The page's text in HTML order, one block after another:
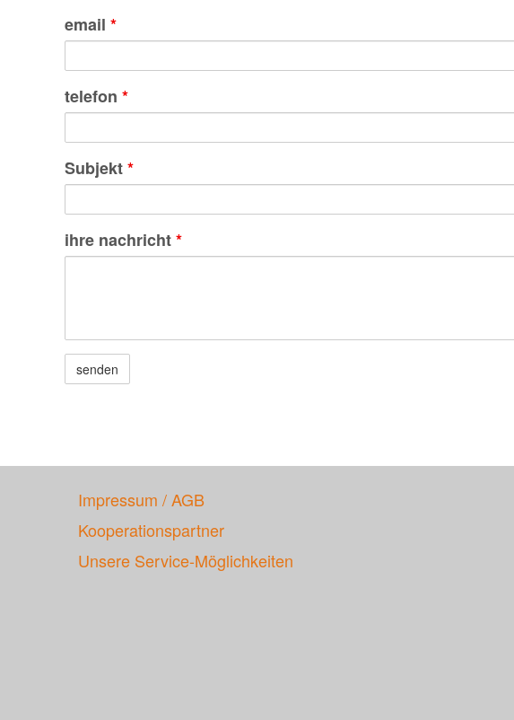
email *
telefon *
Subjekt*
ihre nachricht*
Impressum / AGB
Kooperationspartner
Unsere Service-Möglichkeiten